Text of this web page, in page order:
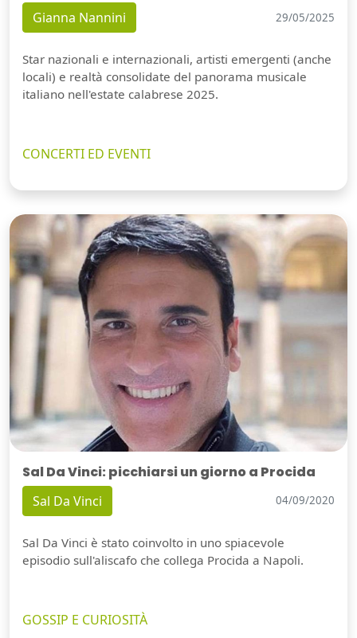
Gianna Nannini 29/05/2025
Star nazionali e internazionali, artisti emergenti (anche
locali) e realtà consolidate del panorama musicale
italiano nell'estate calabrese 2025.
CONCERTI ED EVENTI
Sal Da Vinci: picchiarsi un giorno a Procida
Sal Da Vinci 04/09/2020
Sal Da Vinci è stato coinvolto in uno spiacevole
episodio sull'aliscafo che collega Procida a Napoli.
GOSSIP E CURIOSITÀ